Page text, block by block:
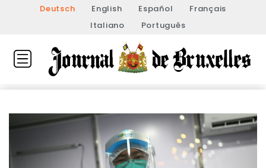
Deutsch English Español
Français
Italiano
Português